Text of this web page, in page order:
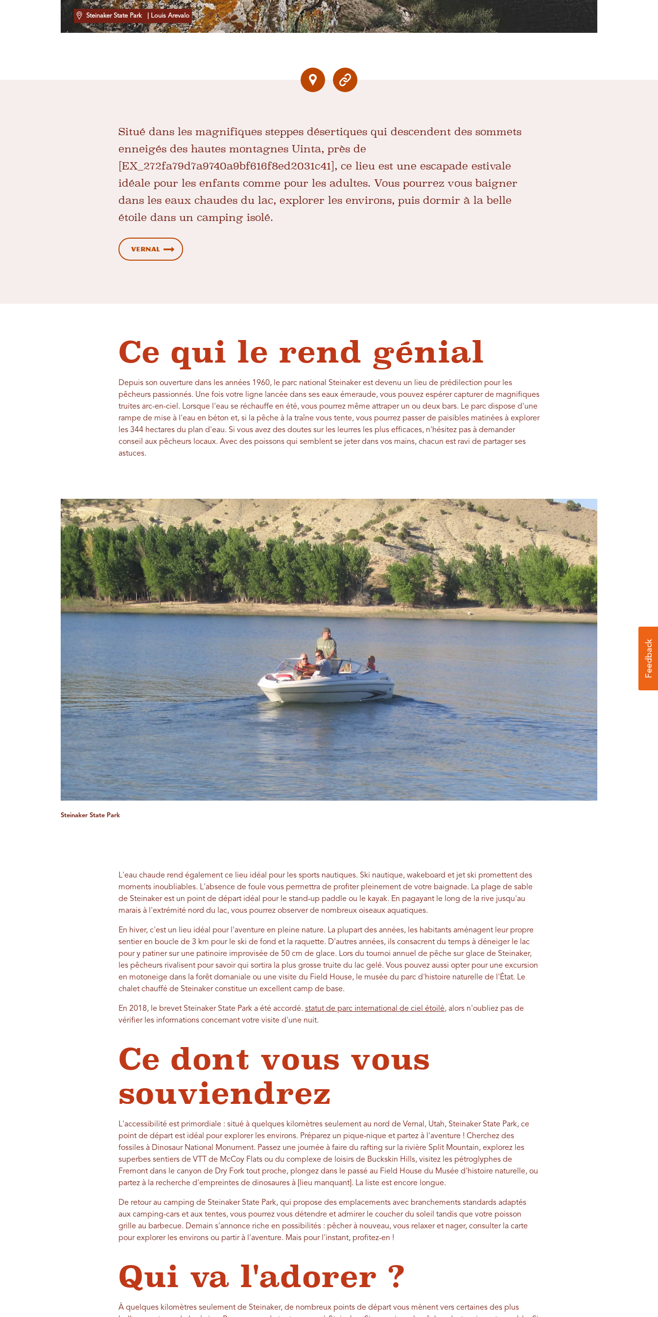
Steinaker State Park | Louis Arevalo
Situé dans les magnifiques steppes désertiques qui descendent des sommets
enneigés des hautes montagnes Uinta, près de
[EX_272fa79d7a9740a9bf616f8ed2031c41], ce lieu est une escapade estivale
idéale pour les enfants comme pour les adultes. Vous pourrez vous baigner
dans les eaux chaudes du lac, explorer les environs, puis dormir à la belle
étoile dans un camping isolé.
Vernal
Ce qui le rend génial
Depuis son ouverture dans les années 1960, le parc national Steinaker est devenu un lieu de prédilection pour les
pêcheurs passionnés. Une fois votre ligne lancée dans ses eaux émeraude, vous pouvez espérer capturer de magnifiques
truites arc-en-ciel. Lorsque l'eau se réchauffe en été, vous pourrez même attraper un ou deux bars. Le parc dispose d'une
rampe de mise à l'eau en béton et, si la pêche à la traîne vous tente, vous pourrez passer de paisibles matinées à explorer
les 344 hectares du plan d'eau. Si vous avez des doutes sur les leurres les plus efficaces, n'hésitez pas à demander
conseil aux pêcheurs locaux. Avec des poissons qui semblent se jeter dans vos mains, chacun est ravi de partager ses
astuces.
Steinaker State Park
L'eau chaude rend également ce lieu idéal pour les sports nautiques. Ski nautique, wakeboard et jet ski promettent des
moments inoubliables. L'absence de foule vous permettra de profiter pleinement de votre baignade. La plage de sable
de Steinaker est un point de départ idéal pour le stand-up paddle ou le kayak. En pagayant le long de la rive jusqu'au
marais à l'extrémité nord du lac, vous pourrez observer de nombreux oiseaux aquatiques.
En hiver, c'est un lieu idéal pour l'aventure en pleine nature. La plupart des années, les habitants aménagent leur propre
sentier en boucle de 3 km pour le ski de fond et la raquette. D'autres années, ils consacrent du temps à déneiger le lac
pour y patiner sur une patinoire improvisée de 50 cm de glace. Lors du tournoi annuel de pêche sur glace de Steinaker,
les pêcheurs rivalisent pour savoir qui sortira la plus grosse truite du lac gelé. Vous pouvez aussi opter pour une excursion
en motoneige dans la forêt domaniale ou une visite du Field House, le musée du parc d'histoire naturelle de l'État. Le
chalet chauffé de Steinaker constitue un excellent camp de base.
En 2018, le brevet Steinaker State Park a été accordé. statut de parc international de ciel étoilé, alors n'oubliez pas de
vérifier les informations concernant votre visite d'une nuit.
Ce dont vous vous
souviendrez
L'accessibilité est primordiale : situé à quelques kilomètres seulement au nord de Vernal, Utah, Steinaker State Park, ce
point de départ est idéal pour explorer les environs. Préparez un pique-nique et partez à l'aventure ! Cherchez des
fossiles à Dinosaur National Monument. Passez une journée à faire du rafting sur la rivière Split Mountain, explorez les
superbes sentiers de VTT de McCoy Flats ou du complexe de loisirs de Buckskin Hills, visitez les pétroglyphes de
Fremont dans le canyon de Dry Fork tout proche, plongez dans le passé au Field House du Musée d'histoire naturelle, ou
partez à la recherche d'empreintes de dinosaures à [lieu manquant]. La liste est encore longue.
De retour au camping de Steinaker State Park, qui propose des emplacements avec branchements standards adaptés
aux camping-cars et aux tentes, vous pourrez vous détendre et admirer le coucher du soleil tandis que votre poisson
grille au barbecue. Demain s'annonce riche en possibilités : pêcher à nouveau, vous relaxer et nager, consulter la carte
pour explorer les environs ou partir à l'aventure. Mais pour l'instant, profitez-en !
Qui va l'adorer ?
À quelques kilomètres seulement de Steinaker, de nombreux points de départ vous mènent vers certaines des plus